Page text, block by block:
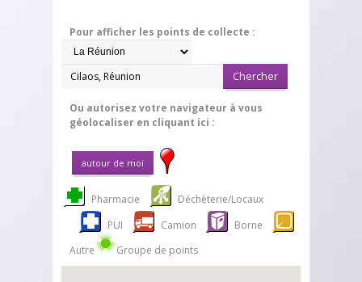
Pour afficher les points de collecte :
Ou autorisez votre navigateur à vous
géolocaliser en cliquant ici :
Pharmacie
Déchèterie/Locaux
PUI
Camion
Borne
Autre
Groupe de points